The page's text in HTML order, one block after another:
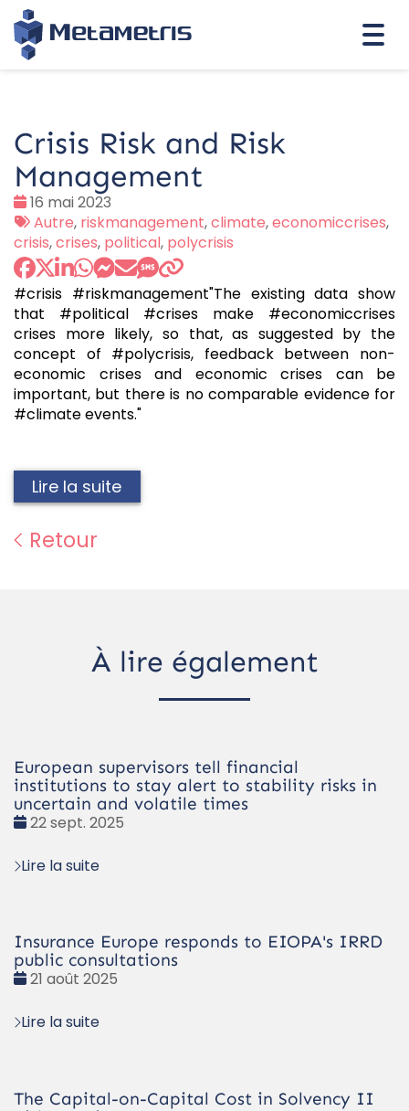
Crisis Risk and Risk
Management
Date
:
16 mai 2023
Tags
:
Autre, riskmanagement,climate,economiccrises,
crisis,crises, political, polycrisis
#crisis #riskmanagement"The existing data show
that #political #crises make #economiccrises
crises more likely, so that, as suggested by the
concept of #polycrisis, feedback between non-
economic crises and economic crises can be
important, but there is no comparable evidence for
#climate events."
Lire la suite
Retour
À lire également
European supervisors tell financial
institutions to stay alert to stability risks in
uncertain and volatile times
Date
22 sept. 2025
Lire la suite
Insurance Europe responds to EIOPA's IRRD
public consultations
Date
21 août 2025
Lire la suite
The Capital-on-Capital Cost in Solvency II